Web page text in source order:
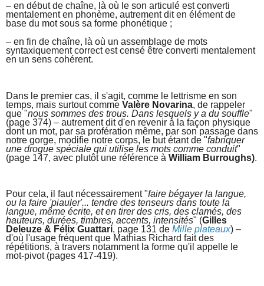
– en début de chaîne, là où le son articulé est converti
mentalement en phonème, autrement dit en élément de
base du mot sous sa forme phonétique ;
– en fin de chaîne, là où un assemblage de mots
syntaxiquement correct est censé être converti mentalement
en un sens cohérent.
Dans le premier cas, il s'agit, comme le lettrisme en son
temps, mais surtout comme Valère Novarina, de rappeler
que "nous sommes des trous. Dans lesquels y a du souffle"
(page 374) – autrement dit d'en revenir à la façon physique
dont un mot, par sa profération même, par son passage dans
notre gorge, modifie notre corps, le but étant de "fabriquer
une drogue spéciale qui utilise les mots comme conduit"
(page 147, avec plutôt une référence à William Burroughs).
Pour cela, il faut nécessairement "faire bégayer la langue,
ou la faire 'piauler'... tendre des tenseurs dans toute la
langue, même écrite, et en tirer des cris, des clamés, des
hauteurs, durées, timbres, accents, intensités" (Gilles
Deleuze & Félix Guattari, page 131 de Mille plateaux) –
d'où l'usage fréquent que Mathias Richard fait des
répétitions, à travers notamment la forme qu'il appelle le
mot-pivot (pages 417-419).